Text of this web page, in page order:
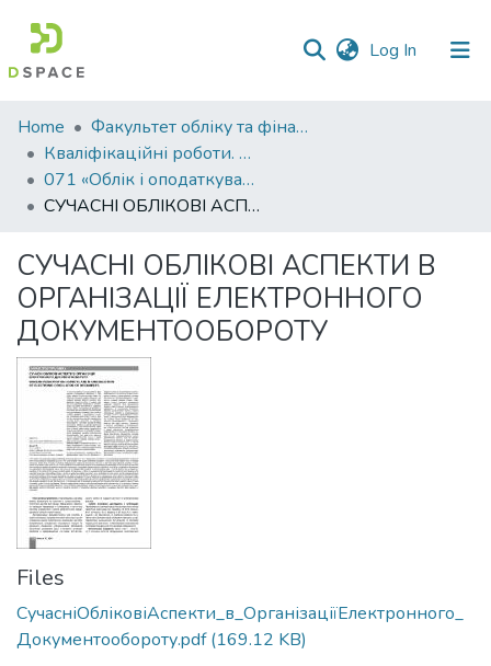
Log In (current)
Communities
&
Collections
Statistics
Home
Факультет обліку та фінансів
Кваліфікаційні роботи. Факультет обліку та фінансів
071 «Облік і оподаткування»
СУЧАСНІ ОБЛІКОВІ АСПЕКТИ В ОРГАНІЗАЦІЇ ЕЛЕКТРОННОГО ДОКУМЕНТООБОРОТУ
СУЧАСНІ ОБЛІКОВІ АСПЕКТИ В
ОРГАНІЗАЦІЇ ЕЛЕКТРОННОГО
ДОКУМЕНТООБОРОТУ
Files
СучасніОбліковіАспекти_в_ОрганізаціїЕлектронного_
Документообороту.pdf(169.12 KB)